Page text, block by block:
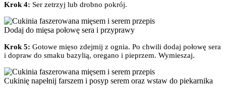
Krok 4: Ser zetrzyj lub drobno pokrój.
Dodaj do mięsa połowę sera i przyprawy
Krok 5: Gotowe mięso zdejmij z ognia. Po chwili dodaj połowę sera
i dopraw do smaku bazylią, oregano i pieprzem. Wymieszaj.
Cukinię napełnij farszem i posyp serem oraz wstaw do piekarnika